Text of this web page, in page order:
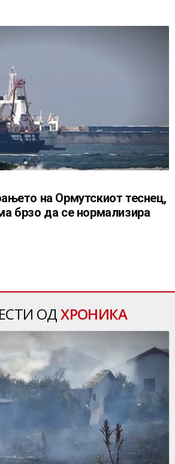
на Ормутскиот теснец,
брзо да се нормализира
ОДХРОНИКА